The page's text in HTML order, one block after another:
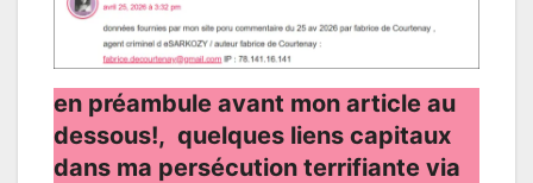
en préambule avant mon article au
dessous!, quelques liens capitaux
dans ma persécution terrifiante via